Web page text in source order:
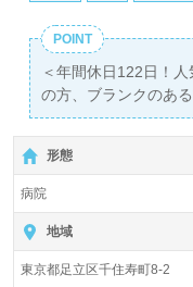
POINT
＜年間休日122日！
の方、ブランクのあ
手/正社員募集◎【月
＊資格がこれからの
10分。
総病床数110床（一
ずき病院』医療法人
の運営です。東京都
されています。
形態
病院
地域
東京都足立区千住寿町8-2